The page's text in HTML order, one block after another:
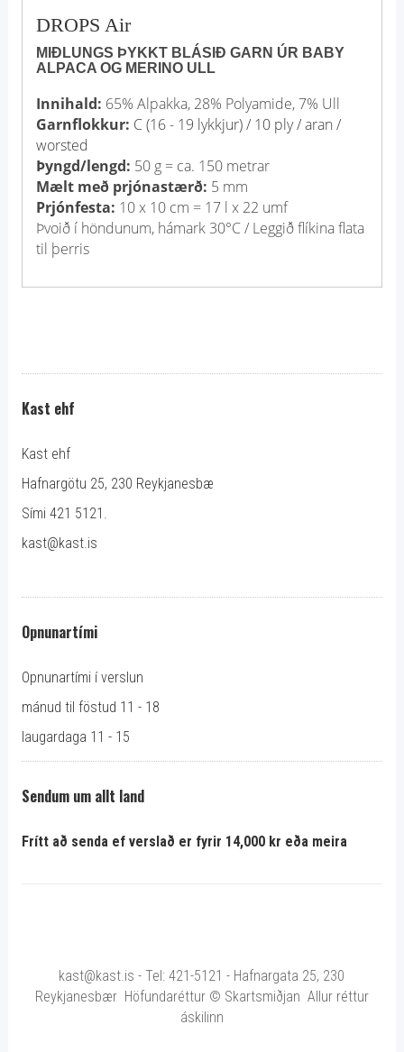
DROPS Air
MIÐLUNGS ÞYKKT BLÁSIÐ GARN ÚR BABY
ALPACA OG MERINO ULL
Innihald: 65% Alpakka, 28% Polyamide, 7% Ull
Garnflokkur: C (16 - 19 lykkjur) / 10 ply / aran /
worsted
Þyngd/lengd: 50 g = ca. 150 metrar
Mælt með prjónastærð: 5 mm
Prjónfesta: 10 x 10 cm = 17 l x 22 umf
Þvoið í höndunum, hámark 30°C / Leggið flíkina flata
til þerris
Kast ehf
Kast ehf
Hafnargötu 25, 230 Reykjanesbæ
Sími 421 5121.
kast@kast.is
Opnunartími
Opnunartími í verslun
mánud til föstud 11 - 18
laugardaga 11 - 15
Sendum um allt land
Frítt að senda ef verslað er fyrir 14,000 kr eða meira
kast@kast.is - Tel: 421-5121 - Hafnargata 25, 230
Reykjanesbær Höfundaréttur © Skartsmiðjan Allur réttur
áskilinn